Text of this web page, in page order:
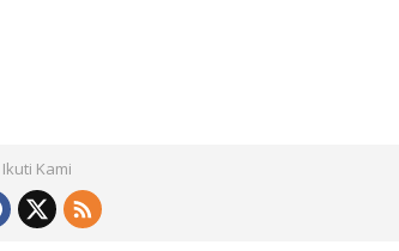
Ikuti Kami